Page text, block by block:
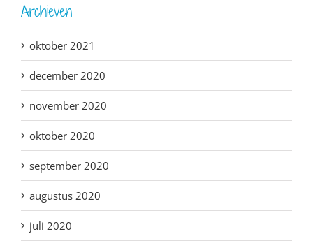
Archieven
oktober 2021
december 2020
november 2020
oktober 2020
september 2020
augustus 2020
juli 2020